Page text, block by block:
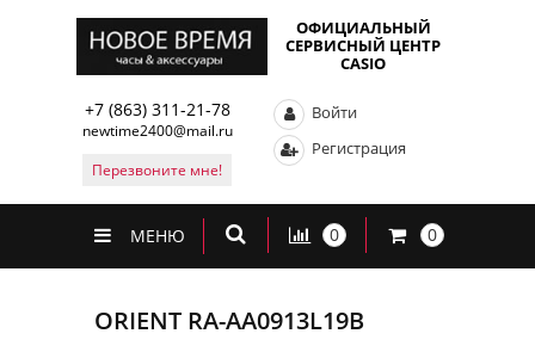
ОФИЦИАЛЬНЫЙ
СЕРВИСНЫЙ ЦЕНТР
CASIO
+7 (863) 311-21-78
newtime2400@mail.ru
Перезвоните мне!
Войти
Регистрация
МЕНЮ 0 0
ORIENT RA-AA0913L19B